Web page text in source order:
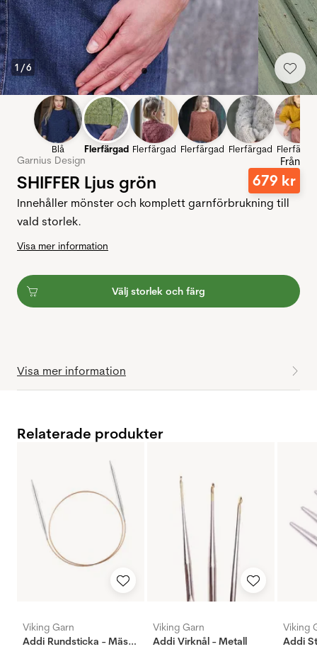
1 /6
Blå Flerfärgad Flerfärgad Flerfärgad Flerfärgad
Garnius Design
SHIFFER Ljus grön
Från
679 kr
Innehåller mönster och komplett garnförbrukning till
vald storlek.
Visa mer information
Välj storlek och färg
Visa mer information
Relaterade produkter
Viking Garn
Addi Rundsticka - Mässing
Viking Garn
Addi Virknål - Metall
Viking